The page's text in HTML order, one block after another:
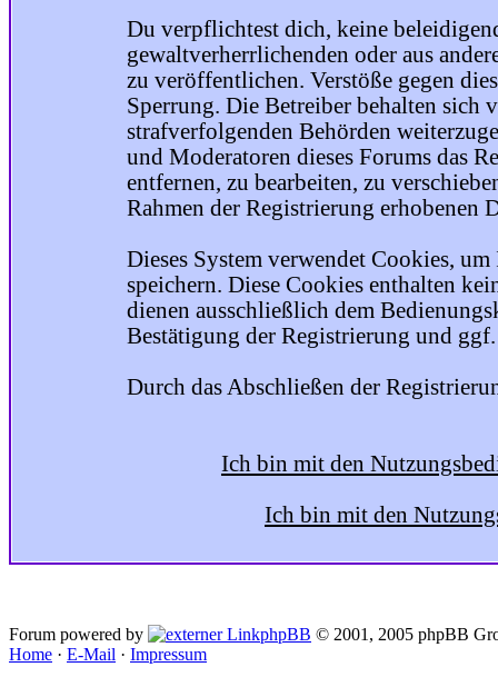
Du verpflichtest dich, keine
gewaltverherrlichenden oder aus
zu veröffentlichen. Verstöße gegen
Sperrung. Die Betreiber behalten sich
strafverfolgenden Behörden
und Moderatoren dieses Forums das
entfernen, zu bearbeiten, zu
Rahmen der Registrierung erhobenen
Dieses System verwendet Cookies,
speichern. Diese Cookies enthalten
dienen ausschließlich dem
Bestätigung der Registrierung und ggf.
Durch das Abschließen der
Ich bin mit den
Ich bin mit den
Forum powered by phpBB © 2001, 2005 phpBB
Home · E-Mail · Impressum